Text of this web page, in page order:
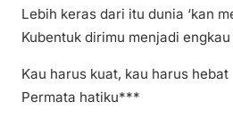
Lebih keras dari itu dunia ‘kan
Kubentuk dirimu menjadi
Kau harus kuat, kau harus hebat
Permata hatiku***